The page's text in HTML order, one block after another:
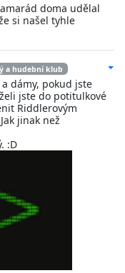
doma udělal
si našel tyhle
a hudební klub
a dámy, pokud jste
jste do potitulkové
Riddlerovým
jinak než
:D